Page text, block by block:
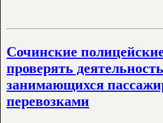
Сочинские
проверять
занимающихся
перевозками